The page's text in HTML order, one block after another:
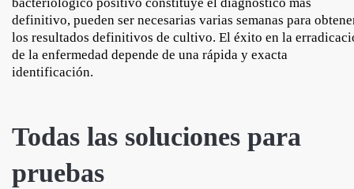
bacteriológico positivo constituye el diagnóstico más
definitivo, pueden ser necesarias varias semanas para
los resultados definitivos de cultivo. El éxito en la
de la enfermedad depende de una rápida y exacta
identificación.
Todas las soluciones para
pruebas